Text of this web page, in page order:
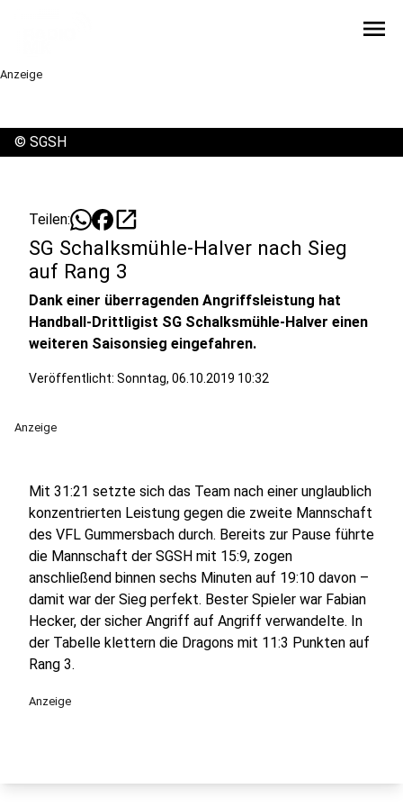
menu
Anzeige
© SGSH
Teilen: open_in_new
SG Schalksmühle-Halver nach Sieg
auf Rang 3
Dank einer überragenden Angriffsleistung hat
Handball-Drittligist SG Schalksmühle-Halver einen
weiteren Saisonsieg eingefahren.
Veröffentlicht: Sonntag, 06.10.2019 10:32
Anzeige
Mit 31:21 setzte sich das Team nach einer unglaublich
konzentrierten Leistung gegen die zweite Mannschaft
des VFL Gummersbach durch. Bereits zur Pause führte
die Mannschaft der SGSH mit 15:9, zogen
anschließend binnen sechs Minuten auf 19:10 davon –
damit war der Sieg perfekt. Bester Spieler war Fabian
Hecker, der sicher Angriff auf Angriff verwandelte. In
der Tabelle klettern die Dragons mit 11:3 Punkten auf
Rang 3.
Anzeige